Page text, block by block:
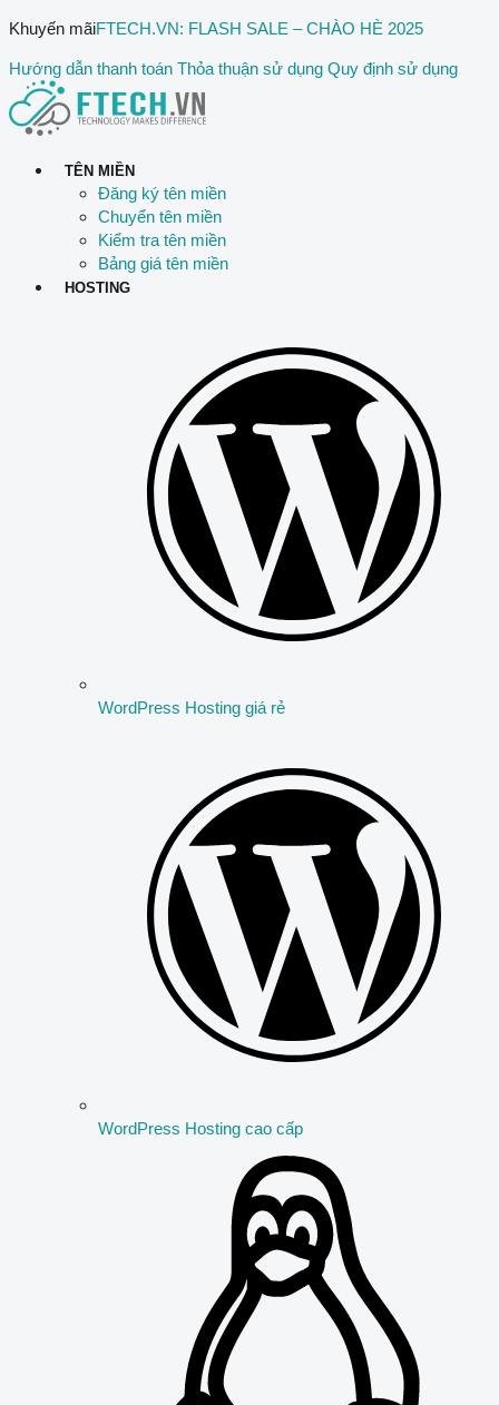
Khuyến mãiFTECH.VN: FLASH SALE – CHÀO HÈ 2025
Hướng dẫn thanh toán Thỏa thuận sử dụng Quy định sử dụng
TÊN MIỀN
Đăng ký tên miền
Chuyển tên miền
Kiểm tra tên miền
Bảng giá tên miền
HOSTING
WordPress Hosting giá rẻ
WordPress Hosting cao cấp